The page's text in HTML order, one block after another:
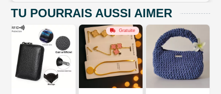
TU POURRAIS AUSSI AIMER
Gratuite